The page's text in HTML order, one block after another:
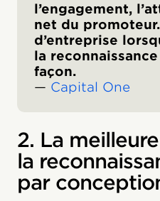
l’engagement,
net du
d’entreprise
la
façon.
— Capital One
2. La
la
par